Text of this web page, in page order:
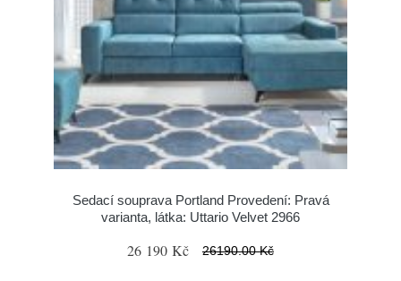
Sedací souprava Portland Provedení: Pravá
varianta, látka: Uttario Velvet 2966
26 190 Kč 26190.00 Kč